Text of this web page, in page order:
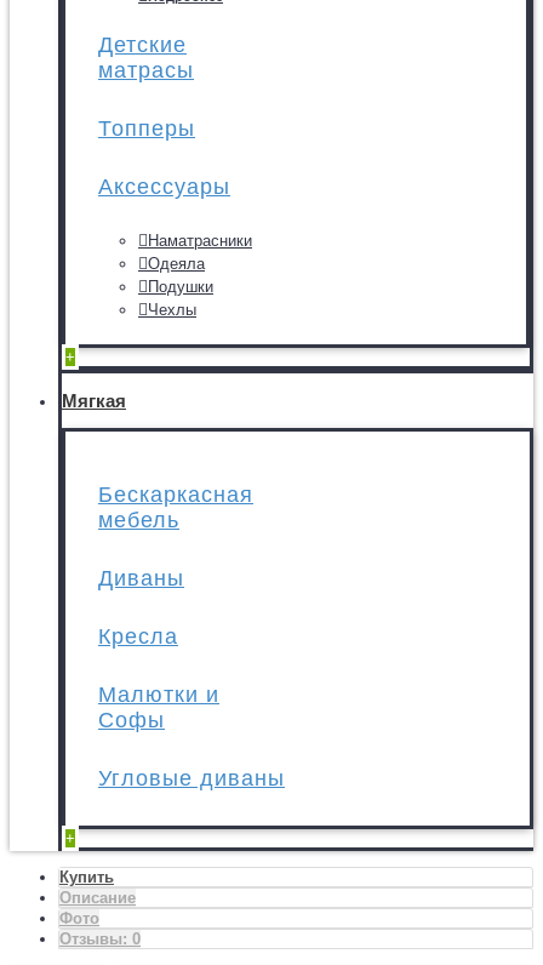
Детские
матрасы
Топперы
Аксессуары
Наматрасники
Одеяла
Подушки
Чехлы
+
Мягкая
Бескаркасная
мебель
Диваны
Кресла
Малютки и
Софы
Угловые диваны
+
Купить
Описание
Фото
Отзывы: 0